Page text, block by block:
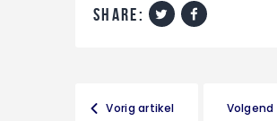
share:
Vorig artikel